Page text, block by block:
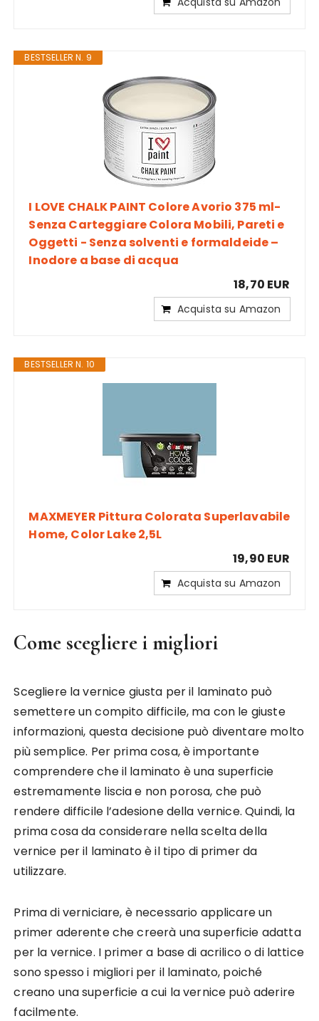
BESTSELLER N. 9
I LOVE CHALK PAINT Colore Avorio 375 ml-
Senza Carteggiare Colora Mobili, Pareti e
Oggetti - Senza solventi e formaldeide –
Inodore a base di acqua
18,70 EUR
Acquista su Amazon
BESTSELLER N. 10
MAXMEYER Pittura Colorata Superlavabile
Home, Color Lake 2,5L
19,90 EUR
Acquista su Amazon
Come scegliere i migliori
Scegliere la vernice giusta per il laminato può
semettere un compito difficile, ma con le giuste
informazioni, questa decisione può diventare molto
più semplice. Per prima cosa, è importante
comprendere che il laminato è una superficie
estremamente liscia e non porosa, che può
rendere difficile l’adesione della vernice. Quindi, la
prima cosa da considerare nella scelta della
vernice per il laminato è il tipo di primer da
utilizzare.
Prima di verniciare, è necessario applicare un
primer aderente che creerà una superficie adatta
per la vernice. I primer a base di acrilico o di lattice
sono spesso i migliori per il laminato, poiché
creano una superficie a cui la vernice può aderire
facilmente.